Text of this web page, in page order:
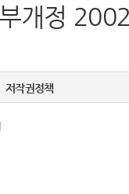
개정
저작권정책